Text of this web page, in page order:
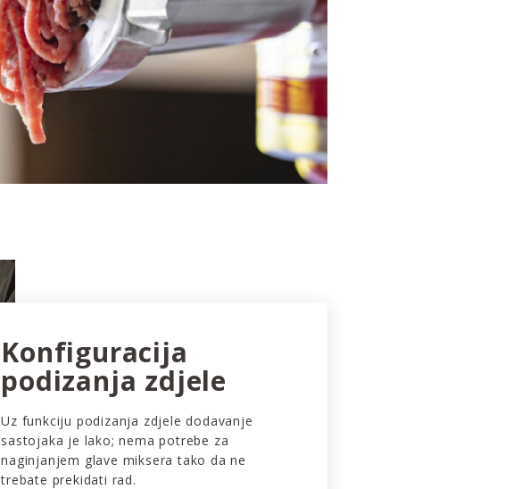
Konfiguracija
podizanja zdjele
Uz funkciju podizanja zdjele dodavanje
sastojaka je lako; nema potrebe za
naginjanjem glave miksera tako da ne
trebate prekidati rad.